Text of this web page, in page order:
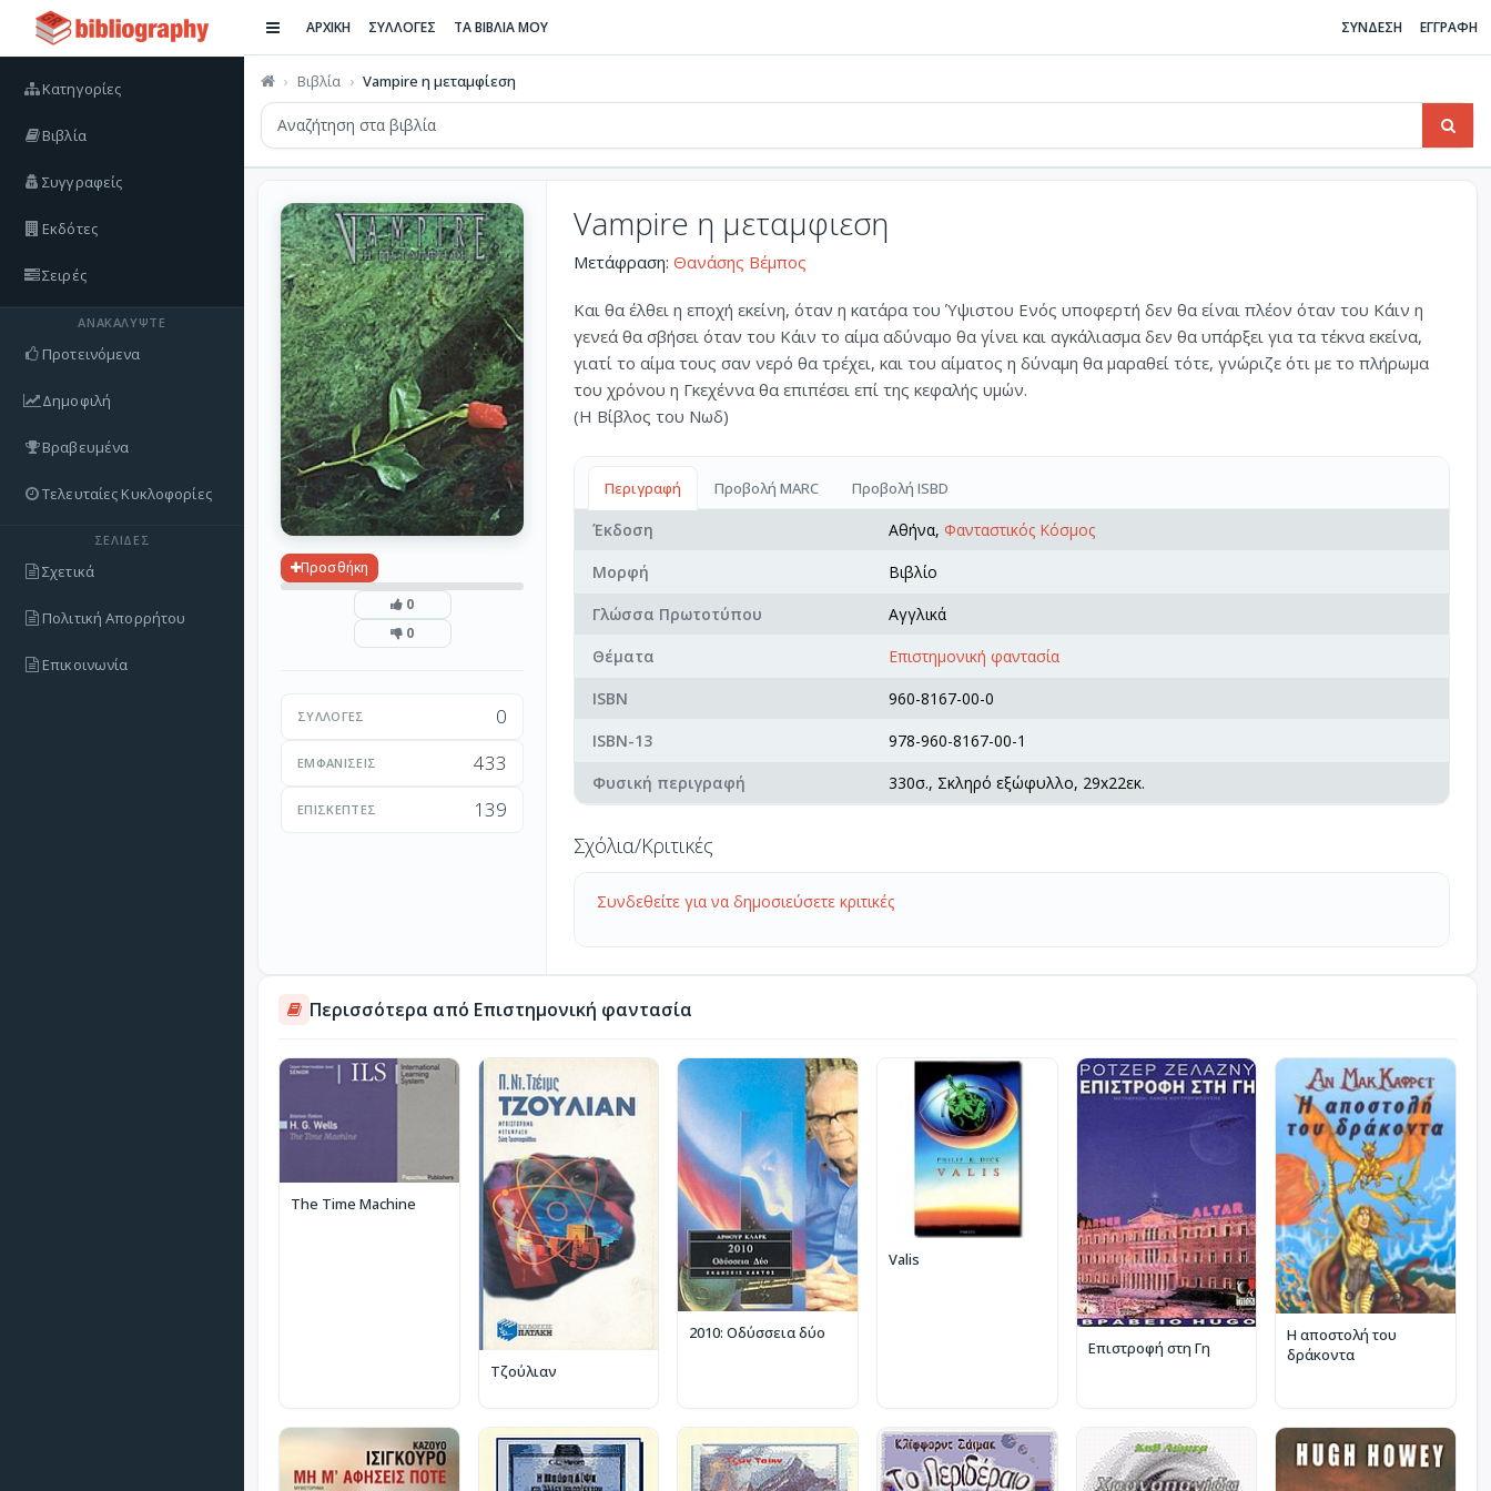
Κατηγορίες
Βιβλία
Συγγραφείς
Εκδότες
Σειρές
ΑΝΑΚΑΛΎΨΤΕ
Προτεινόμενα
Δημοφιλή
Βραβευμένα
Τελευταίες Κυκλοφορίες
ΣΕΛΊΔΕΣ
Σχετικά
Πολιτική Απορρήτου
Επικοινωνία
ΑΡΧΙΚΗ ΣΥΛΛΟΓΕΣ ΤΑ ΒΙΒΛΙΑ ΜΟΥ ΣΥΝΔΕΣΗ ΕΓΓΡΑΦΗ
Βιβλία Vampire η μεταμφίεση
Προσθήκη
0
0
ΣΥΛΛΟΓΈΣ 0
ΕΜΦΑΝΊΣΕΙΣ 433
ΕΠΙΣΚΈΠΤΕΣ 139
Vampire η μεταμφιεση
Μετάφραση: Θανάσης Βέμπος
Και θα έλθει η εποχή εκείνη, όταν η κατάρα του Ύψιστου Ενός υποφερτή δεν θα είναι πλέον όταν του Κάιν η
γενεά θα σβήσει όταν του Κάιν το αίμα αδύναμο θα γίνει και αγκάλιασμα δεν θα υπάρξει για τα τέκνα εκείνα,
γιατί το αίμα τους σαν νερό θα τρέχει, και του αίματος η δύναμη θα μαραθεί τότε, γνώριζε ότι με το πλήρωμα
του χρόνου η Γκεχέννα θα επιπέσει επί της κεφαλής υμών.
(Η Βίβλος του Νωδ)
Περιγραφή Προβολή MARC Προβολή ISBD
Έκδοση Αθήνα, Φανταστικός Κόσμος
Μορφή
Βιβλίο
Γλώσσα Πρωτοτύπου
Αγγλικά
Θέματα
Επιστημονική φαντασία
ISBN
960-8167-00-0
ISBN-13
978-960-8167-00-1
Φυσική περιγραφή
330σ., Σκληρό εξώφυλλο, 29x22εκ.
Σχόλια/Κριτικές
Συνδεθείτε για να δημοσιεύσετε κριτικές
Περισσότερα από Επιστημονική φαντασία
The Time Machine
Τζούλιαν
2010: Οδύσσεια δύο
Valis
Επιστροφή στη Γη
Η αποστολή του
δράκοντα